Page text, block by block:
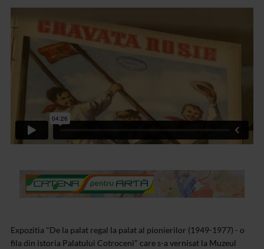
Expozitia "De la palat regal la palat al pionierilor (1949-1977) - o
fila din istoria Palatului Cotroceni" care s-a vernisat la Muzeul